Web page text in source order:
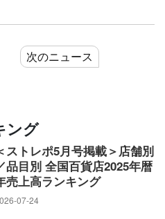
次のニュース
ング
ストレポ5月号掲載＞店舗別
品目別 全国百貨店2025年暦
売上高ランキング
07-24